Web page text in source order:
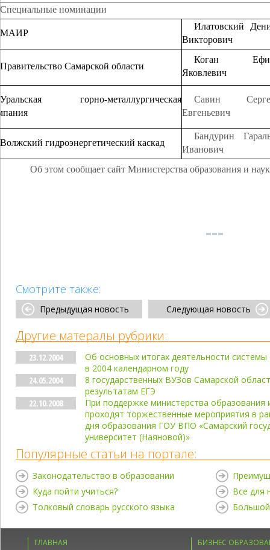
Специальные номинации
МАИР
Илатовский
Викторович
Правительство Самарской области
Коган
Яковлевич
Уральская горно-металлургическая
Савин
Евгеньевич
Волжский гидроэнергетический каскад
Бандурин
Иванович
Об этом сообщает сайт Министерства образования и
Смотрите также:
Предыдущая новость Следующая новость
Другие матералы рубрики:
23.12.2004
Об основных итогах деятельности
в 2004 календарном году
24.05.2004
8 государственных ВУЗов Самарской
результатам ЕГЭ
22.10.2008
При поддержке министерства образования
проходят торжественные мероприятия в
дня образования ГОУ ВПО «Самарский
университет (Наяновой)»
Популярные статьи на портале:
Законодательство в образовании
Куда пойти учиться?
Толковый словарь русского языка
Все для
Большой
ГЛАВНАЯ
БИЗНЕС